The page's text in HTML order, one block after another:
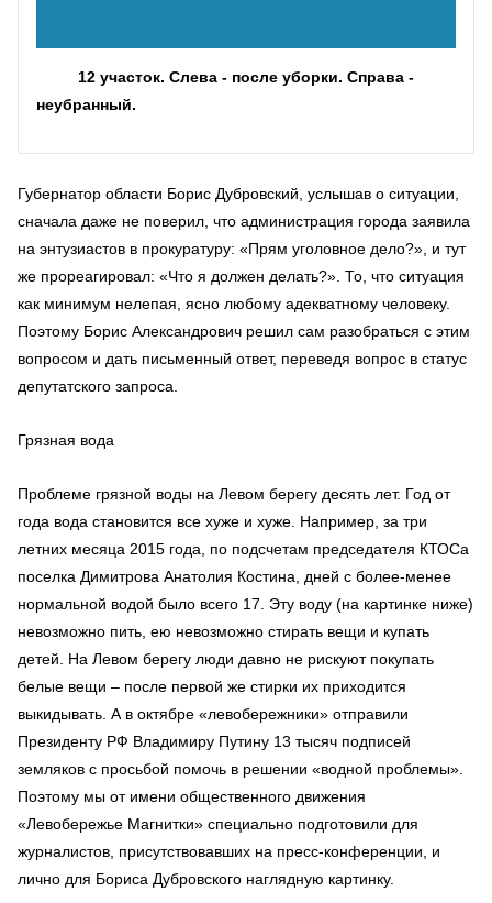
12 участок. Слева - после уборки. Справа -
неубранный.
Губернатор области Борис Дубровский, услышав о ситуации,
сначала даже не поверил, что администрация города заявила
на энтузиастов в прокуратуру: «Прям уголовное дело?», и тут
же прореагировал: «Что я должен делать?». То, что ситуация
как минимум нелепая, ясно любому адекватному человеку.
Поэтому Борис Александрович решил сам разобраться с этим
вопросом и дать письменный ответ, переведя вопрос в статус
депутатского запроса.
Грязная вода
Проблеме грязной воды на Левом берегу десять лет. Год от
года вода становится все хуже и хуже. Например, за три
летних месяца 2015 года, по подсчетам председателя КТОСа
поселка Димитрова Анатолия Костина, дней с более-менее
нормальной водой было всего 17. Эту воду (на картинке ниже)
невозможно пить, ею невозможно стирать вещи и купать
детей. На Левом берегу люди давно не рискуют покупать
белые вещи – после первой же стирки их приходится
выкидывать. А в октябре «левобережники» отправили
Президенту РФ Владимиру Путину 13 тысяч подписей
земляков с просьбой помочь в решении «водной проблемы».
Поэтому мы от имени общественного движения
«Левобережье Магнитки» специально подготовили для
журналистов, присутствовавших на пресс-конференции, и
лично для Бориса Дубровского наглядную картинку.